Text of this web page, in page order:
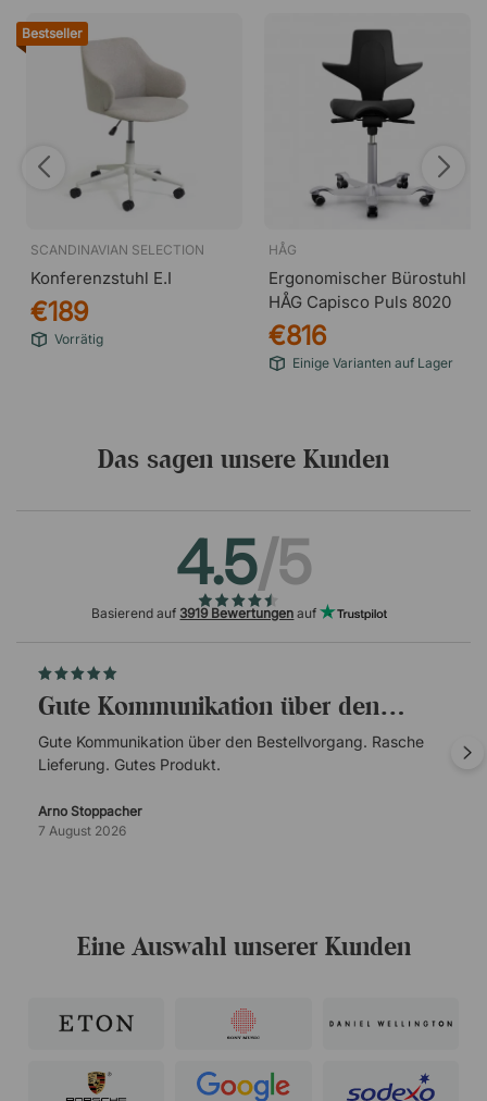
Bestseller
SCANDINAVIAN SELECTION
Konferenzstuhl E.I
€189
Vorrätig
HÅG
Ergonomischer Bürostuhl
HÅG Capisco Puls 8020
€816
Einige Varianten auf Lager
Das sagen unsere Kunden
4.5/5
Basierend auf 3919 Bewertungen auf
Gute Kommunikation über den…
Gute Kommunikation über den Bestellvorgang. Rasche
Lieferung. Gutes Produkt.
Arno Stoppacher
7 August 2026
Eine Auswahl unserer Kunden